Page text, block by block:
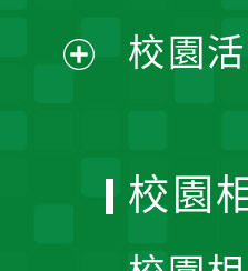
單
校園
校園